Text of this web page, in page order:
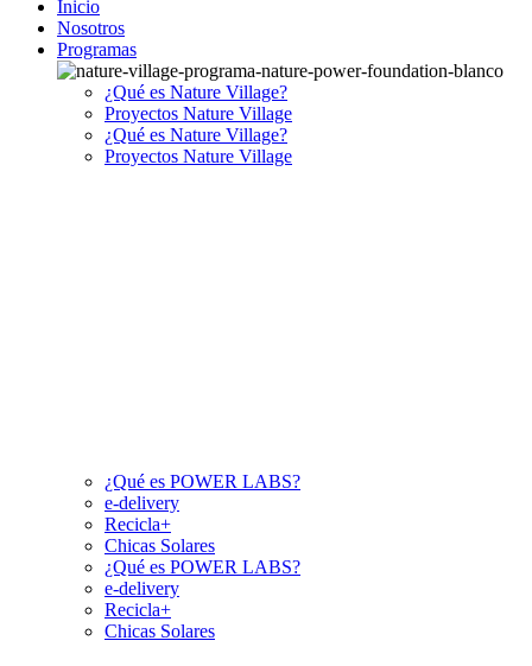
Inicio
Nosotros
Programas
¿Qué es Nature Village?
Proyectos Nature Village
¿Qué es Nature Village?
Proyectos Nature Village
¿Qué es POWER LABS?
e-delivery
Recicla+
Chicas Solares
¿Qué es POWER LABS?
e-delivery
Recicla+
Chicas Solares